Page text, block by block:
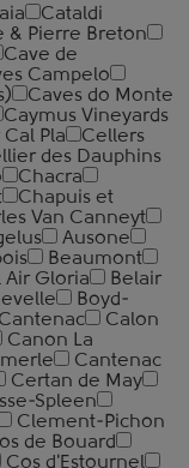
Cataldi
& Pierre Breton
Cave de
Campelo
Caves do Monte
Caymus Vineyards
Pla
Cellers
des Dauphins
Chacra
Chapuis et
Van Canneyt
Ausone
Beaumont
Air Gloria
Belair
Boyd-
Calon
Canon La
Cantenac
Certan de May
Spleen
Clement-Pichon
de Bouard
Cos d'Estournel